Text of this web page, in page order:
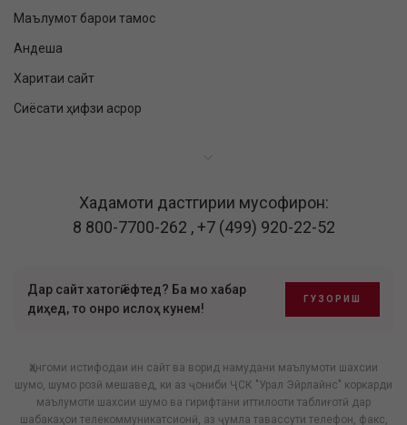
Маълумот барои тамос
Андеша
Харитаи сайт
Сиёсати ҳифзи асрор
Хадамоти дастгирии мусофирон:
8 800-7700-262 ,+7 (499) 920-22-52
Дар сайт хатогӣ ёфтед? Ба мо хабар
диҳед, то онро ислоҳ кунем!
ГУЗОРИШ
Ҳангоми истифодаи ин сайт ва ворид намудани маълумоти шахсии
шумо, шумо розӣ мешавед, ки аз ҷониби ҶСК "Урал Эйрлайнс" коркарди
маълумоти шахсии шумо ва гирифтани иттилооти таблиғотӣ дар
шабакаҳои телекоммуникатсионӣ, аз ҷумла тавассути телефон, факс,